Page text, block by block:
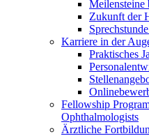
Zukunft der
Karriere in der
Praktisches
Fellowship
Ophthalmologists
Ärztliche